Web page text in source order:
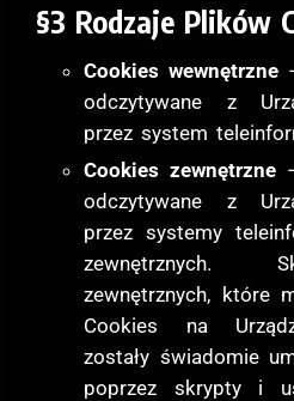
§3 Rodzaje Plików
Cookies wewnętrzne
odczytywane z
przez system
Cookies zewnętrzne–
odczytywane z
przez systemy
zewnętrznych.
zewnętrznych, które
Cookies na
zostały świadomie
poprzez skrypty i